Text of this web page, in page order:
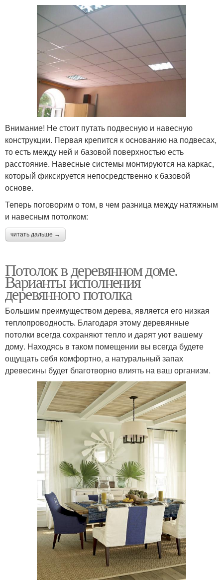
Внимание! Не стоит путать подвесную и навесную
конструкции. Первая крепится к основанию на подвесах,
то есть между ней и базовой поверхностью есть
расстояние. Навесные системы монтируются на каркас,
который фиксируется непосредственно к базовой
основе.
Теперь поговорим о том, в чем разница между натяжным
и навесным потолком:
читать дальше →
Потолок в деревянном доме.
Варианты исполнения
деревянного потолка
Большим преимуществом дерева, является его низкая
теплопроводность. Благодаря этому деревянные
потолки всегда сохраняют тепло и дарят уют вашему
дому. Находясь в таком помещении вы всегда будете
ощущать себя комфортно, а натуральный запах
древесины будет благотворно влиять на ваш организм.